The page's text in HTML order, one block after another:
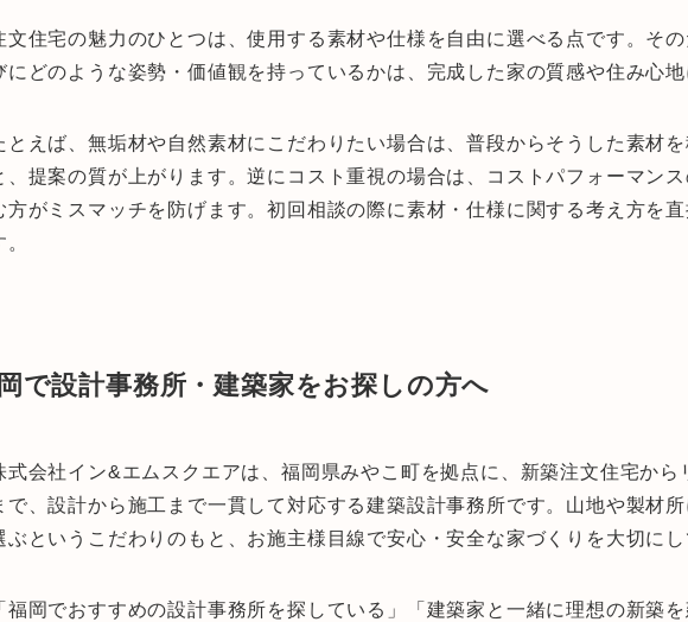
文住宅の魅力のひとつは、使用する素材や仕様を自由に選べる点です。そ
にどのような姿勢・価値観を持っているかは、完成した家の質感や住み心地
とえば、無垢材や自然素材にこだわりたい場合は、普段からそうした素材
、提案の質が上がります。逆にコスト重視の場合は、コストパフォーマン
方がミスマッチを防げます。初回相談の際に素材・仕様に関する考え方を
で設計事務所・建築家をお探しの方へ
式会社イン&エムスクエアは、福岡県みやこ町を拠点に、新築注文住宅か
で、設計から施工まで一貫して対応する建築設計事務所です。山地や製材
ぶというこだわりのもと、お施主様目線で安心・安全な家づくりを大切にし
福岡でおすすめの設計事務所を探している」「建築家と一緒に理想の新築